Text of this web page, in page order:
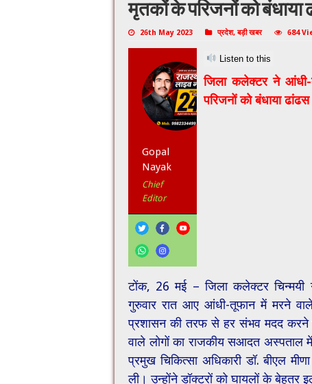
मृतकों के परिजनों को बंधाया
26th May 2023 प्रदेश,बड़ी खबर 684
Listen to this
Gopal
Nayak
Chief
Editor
जिला कलेक्टर ने आंधी-
परिजनों को बंधाया ढांढस
टोंक, 26 मई – जिला कलेक्टर चिन्मयी
गुरुवार रात आए आंधी-तूफान में मरने
प्रशासन की तरफ से हर संभव मदद करने
वाले लोगों का राजकीय सआदत अस्पताल
प्रमुख चिकित्सा अधिकारी डॉ. बीएल
ली। उन्होंने डॉक्टरों को घायलों के बेहतर